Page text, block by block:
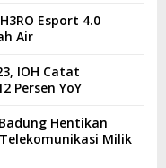
Esport 4.0
Air
IOH Catat
Persen YoY
Hentikan
Milik